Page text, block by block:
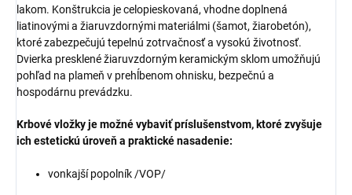
lakom. Konštrukcia je celopieskovaná, vhodne doplnená
liatinovými a žiaruvzdornými materiálmi (šamot, žiarobetón),
ktoré zabezpečujú tepelnú zotrvačnosť a vysokú životnosť.
Dvierka presklené žiaruvzdorným keramickým sklom umožňujú
pohľad na plameň v prehĺbenom ohnisku, bezpečnú a
hospodárnu prevádzku.
Krbové vložky je možné vybaviť príslušenstvom, ktoré zvyšuje
ich estetickú úroveň a praktické nasadenie:
vonkajší popolník /VOP/